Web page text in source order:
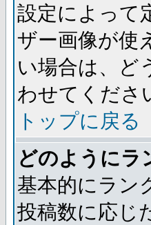
設定によって
ザー画像が使
い場合は、ど
わせてくださ
トップに戻る
どのようにラ
基本的にラン
投稿数に応じ